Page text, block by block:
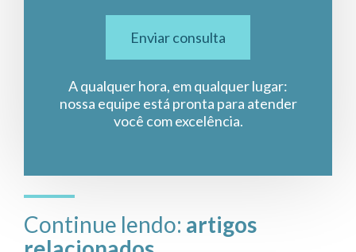
Enviar consulta
A qualquer hora, em qualquer lugar:
nossa equipe está pronta para atender
você com excelência.
Continue lendo: artigos